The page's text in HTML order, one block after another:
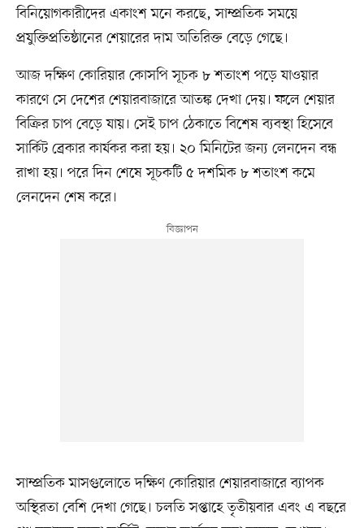
বিনিয়োগকারীদের একাংশ মনে করছে, সাম্প্রতিক সময়ে
প্রযুক্তিপ্রতিষ্ঠানের শেয়ারের দাম অতিরিক্ত বেড়ে গেছে।
আজ দক্ষিণ কোরিয়ার কোসপি সূচক ৮ শতাংশ পড়ে যাওয়ার
কারণে সে দেশের শেয়ারবাজারে আতঙ্ক দেখা দেয়। ফলে শেয়ার
বিক্রির চাপ বেড়ে যায়। সেই চাপ ঠেকাতে বিশেষ ব্যবস্থা হিসেবে
সার্কিট ব্রেকার কার্যকর করা হয়। ২০ মিনিটের জন্য লেনদেন বন্ধ
রাখা হয়। পরে দিন শেষে সূচকটি ৫ দশমিক ৮ শতাংশ কমে
লেনদেন শেষ করে।
সাম্প্রতিক মাসগুলোতে দক্ষিণ কোরিয়ার শেয়ারবাজারে ব্যাপক
অস্থিরতা বেশি দেখা গেছে। চলতি সপ্তাহে তৃতীয়বার এবং এ বছরে